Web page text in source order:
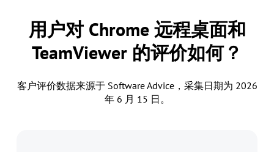
用户对 Chrome 远程桌面和
TeamViewer 的评价如何？
客户评价数据来源于 Software Advice，采集日期为 2026
年 6 月 15 日。